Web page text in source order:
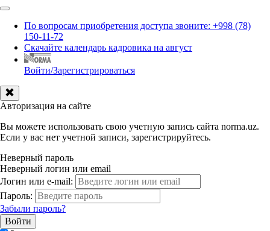
По вопросам приобретения доступа звоните: +998 (78)
150-11-72
Скачайте календарь кадровика на август
Войти/Зарегистрироваться
Авторизация на сайте
Вы можете использовать свою учетную запись сайта norma.uz.
Если у вас нет учетной записи, зарегистрируйтесь.
Неверный пароль
Неверный логин или email
Логин или e-mail:
Пароль:
Забыли пароль?